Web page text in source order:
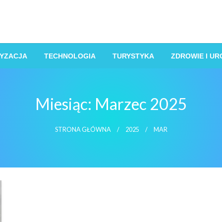
TECHNOLOGIA TURYSTYKA ZDROWIE I
Miesiąc: Marzec 2025
STRONA GŁÓWNA 2025 MAR